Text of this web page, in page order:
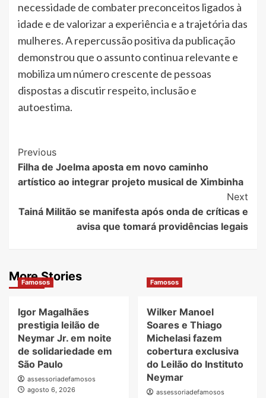
necessidade de combater preconceitos ligados à
idade e de valorizar a experiência e a trajetória das
mulheres. A repercussão positiva da publicação
demonstrou que o assunto continua relevante e
mobiliza um número crescente de pessoas
dispostas a discutir respeito, inclusão e
autoestima.
Post
Navigation
Previous
Filha de Joelma aposta em novo caminho
artístico ao integrar projeto musical de Ximbinha
Next
Tainá Militão se manifesta após onda de críticas e
avisa que tomará providências legais
More Stories
Famosos
Igor Magalhães
prestigia leilão de
Neymar Jr. em noite
de solidariedade em
São Paulo
assessoriadefamosos
agosto 6, 2026
Famosos
Wilker Manoel
Soares e Thiago
Michelasi fazem
cobertura exclusiva
do Leilão do Instituto
Neymar
assessoriadefamosos